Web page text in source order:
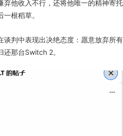
弃他收入不行，还将他唯一的精神寄托
根稻草。
谈判中表现出决绝态度：愿意放弃所有
还那台Switch 2。